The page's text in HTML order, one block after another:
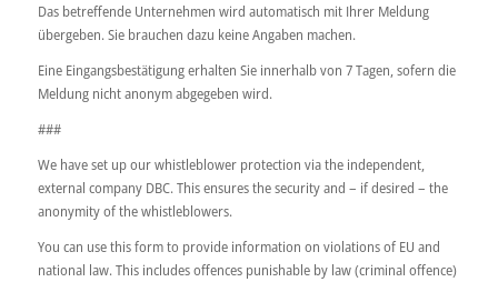
Das betreffende Unternehmen wird automatisch mit Ihrer Meldung
übergeben. Sie brauchen dazu keine Angaben machen.
Eine Eingangsbestätigung erhalten Sie innerhalb von 7 Tagen, sofern die
Meldung nicht anonym abgegeben wird.
###
We have set up our whistleblower protection via the independent,
external company DBC. This ensures the security and – if desired – the
anonymity of the whistleblowers.
You can use this form to provide information on violations of EU and
national law. This includes offences punishable by law (criminal offence)